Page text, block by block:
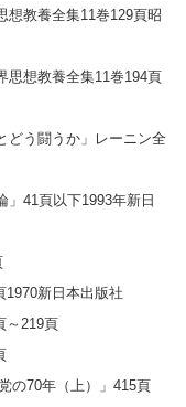
想教養全集11巻129頁昭
思想教養全集11巻194頁
どう闘うか」レーニン全
」41頁以下1993年新日
1970新日本出版社
～219頁
の70年（上）」415頁